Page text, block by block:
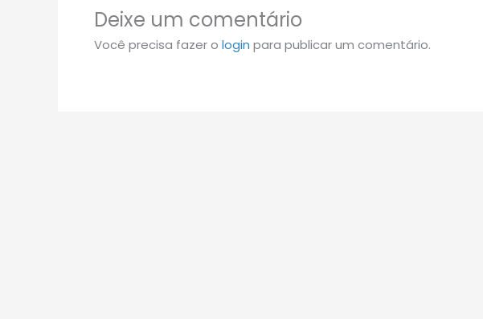
Deixe um comentário
Você precisa fazer o login para publicar um comentário.